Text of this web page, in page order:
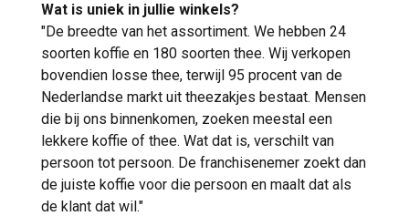
Wat is uniek in jullie winkels?
"De breedte van het assortiment. We hebben 24
soorten koffie en 180 soorten thee. Wij verkopen
bovendien losse thee, terwijl 95 procent van de
Nederlandse markt uit theezakjes bestaat. Mensen
die bij ons binnenkomen, zoeken meestal een
lekkere koffie of thee. Wat dat is, verschilt van
persoon tot persoon. De franchisenemer zoekt dan
de juiste koffie voor die persoon en maalt dat als
de klant dat wil."